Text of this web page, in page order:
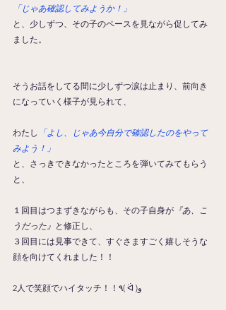
「じゃあ確認してみようか！」
と、少しずつ、その子のペースを見ながら促してみ
ました。
そうお話をしてる間に少しずつ涙は止まり、前向き
になっていく様子が見られて、
わたし
「よし、じゃあ今自分で確認したのをやって
みよう！」
と、さっきできなかったところを弾いてみてもらう
と、
１回目はつまずきながらも、その子自身が 『あ、こ
うだった』 と修正し、
３回目には見事できて、すぐさますごく嬉しそうな
顔を向けてくれました！！
2人で笑顔でハイタッチ！！٩( ᐛ )و